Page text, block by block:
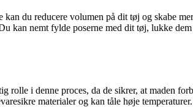
du reducere volumen på dit tøj og skabe
kan nemt fylde poserne med dit tøj, lukke
rolle i denne proces, da de sikrer, at maden
materialer og kan tåle høje